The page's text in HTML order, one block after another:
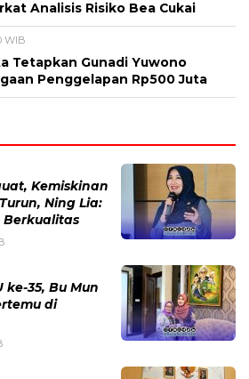
Analisis Risiko Bea Cukai
WIB
Tetapkan Gunadi Yuwono
Penggelapan Rp500 Juta
Kemiskinan
Ning Lia:
Berkualitas
35, Bu Mun
di